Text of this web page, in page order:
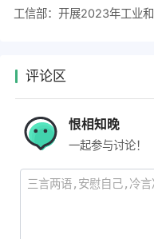
评论区
恨相知晚
一起参与讨论！